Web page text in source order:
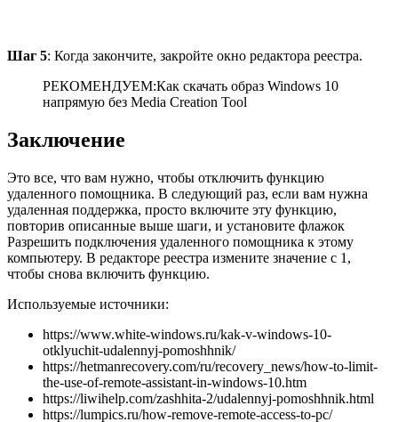
Шаг 5: Когда закончите, закройте окно редактора реестра.
РЕКОМЕНДУЕМ:Как скачать образ Windows 10
напрямую без Media Creation Tool
Заключение
Это все, что вам нужно, чтобы отключить функцию
удаленного помощника. В следующий раз, если вам нужна
удаленная поддержка, просто включите эту функцию,
повторив описанные выше шаги, и установите флажок
Разрешить подключения удаленного помощника к этому
компьютеру. В редакторе реестра измените значение с 1,
чтобы снова включить функцию.
Используемые источники:
https://www.white-windows.ru/kak-v-windows-10-
otklyuchit-udalennyj-pomoshhnik/
https://hetmanrecovery.com/ru/recovery_news/how-to-limit-
the-use-of-remote-assistant-in-windows-10.htm
https://liwihelp.com/zashhita-2/udalennyj-pomoshhnik.html
https://lumpics.ru/how-remove-remote-access-to-pc/